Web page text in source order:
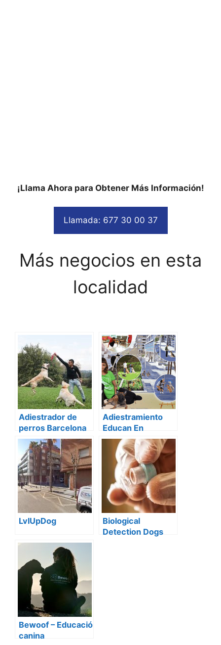
¡Llama Ahora para Obtener Más Información!
Llamada: 677 30 00 37
Más negocios en esta
localidad
Adiestrador de
perros Barcelona
For Dogs One
Adiestramiento
Educan En
Barcelona
LvlUpDog
Biological
Detection Dogs
Bewoof – Educació
canina